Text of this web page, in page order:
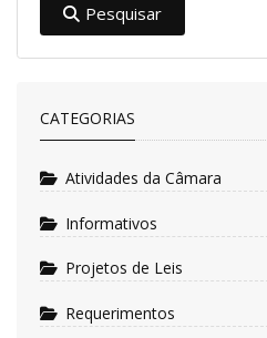
Pesquisar
CATEGORIAS
Atividades da Câmara
Informativos
Projetos de Leis
Requerimentos